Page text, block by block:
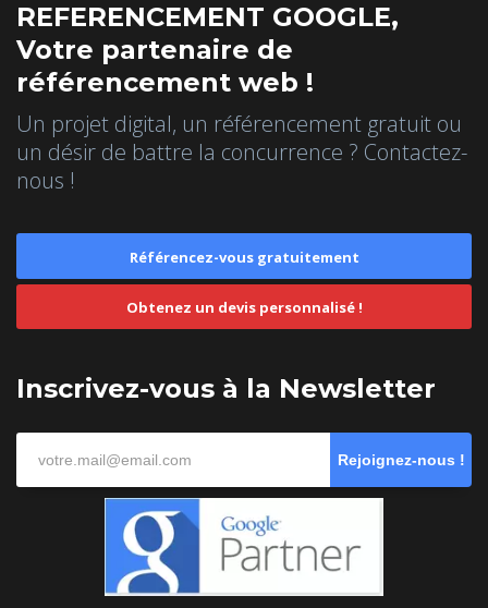
REFERENCEMENT GOOGLE,
Votre partenaire de
référencement web !
Un projet digital, un référencement gratuit ou
un désir de battre la concurrence ? Contactez-
nous !
Référencez-vous gratuitement
Obtenez un devis personnalisé !
Inscrivez-vous à la Newsletter
Rejoignez-nous !